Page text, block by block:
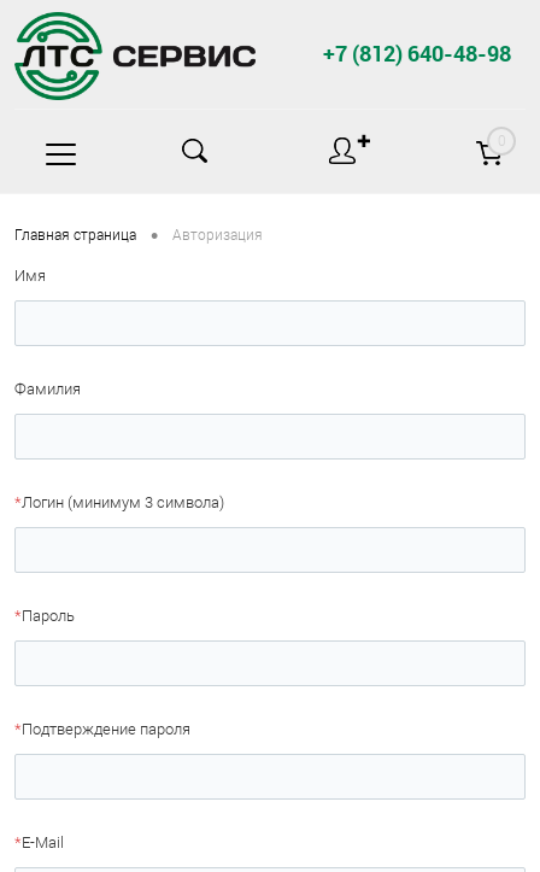
+7 (812) 640-48-98
✚ 0
Главная страница • Авторизация
Имя
Фамилия
*Логин (минимум 3 символа)
*Пароль
*Подтверждение пароля
*E-Mail